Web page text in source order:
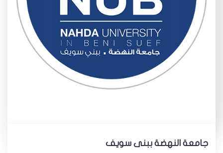
جامعة النهضة ببنى سويف